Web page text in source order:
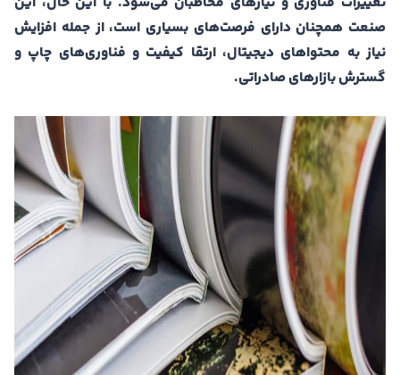
صنعت همچنان دارای فرصت‌های بسیاری است، از جمله افزایش
نیاز به محتواهای دیجیتال، ارتقا کیفیت و فناوری‌های چاپ و
گسترش بازارهای صادراتی.